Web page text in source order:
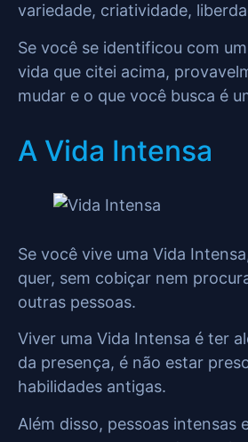
variedade, criatividade,
Se você se identificou com
vida que citei acima,
mudar e o que você busca é
A Vida Intensa
Se você vive uma Vida
quer, sem cobiçar nem
outras pessoas.
Viver uma Vida Intensa é ter
da presença, é não estar
habilidades antigas.
Além disso, pessoas intensas